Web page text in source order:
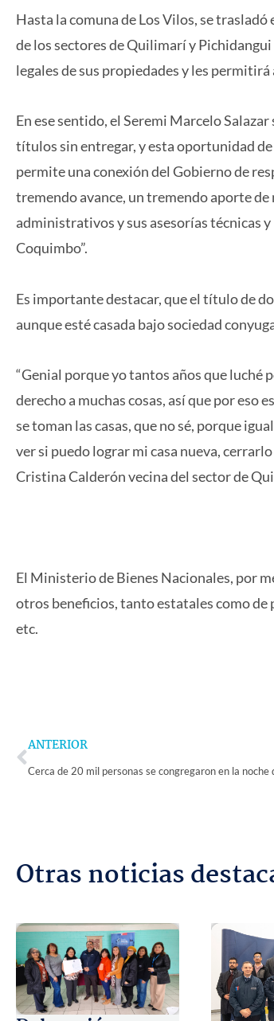
Hasta la comuna de Los Vilos, se
de los sectores de Quilimarí y
legales de sus propiedades y les
En ese sentido, el Seremi Marcelo
títulos sin entregar, y esta oportunidad de
permite una conexión del Gobierno de
tremendo avance, un tremendo aporte
administrativos y sus asesorías técnicas y
Coquimbo”.
Es importante destacar, que el título de
aunque esté casada bajo sociedad
“Genial porque yo tantos años que luché
derecho a muchas cosas, así que por eso
se toman las casas, que no sé, porque
ver si puedo lograr mi casa nueva,
Cristina Calderón vecina del sector de
El Ministerio de Bienes Nacionales, por
otros beneficios, tanto estatales como
etc.
Prev
ANTERIOR
Otras noticias